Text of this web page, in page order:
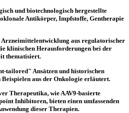
und biotechnologisch hergestellte
Antikörper, Impfstoffe, Gentherapie
Arzneimittelentwicklung aus regulatorischer
klinischen Herausforderungen bei der
thematisiert.
tailored" Ansätzen und historischen
aus der Onkologie erläutert.
Therapeutika, wie AAV9-basierte
Inhibitoren, bieten einen umfassenden
dieser Therapien.